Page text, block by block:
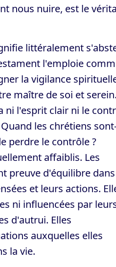
nous nuire, est le
littéralement
l'emploie
la vigilance
maître de soi et
ni l'esprit clair ni le
les chrétiens
perdre le contrôle ?
affaiblis. Les
preuve d'équilibre dans
et leurs actions.
ni influencées par
d'autrui. Elles
auxquelles elles
la vie.